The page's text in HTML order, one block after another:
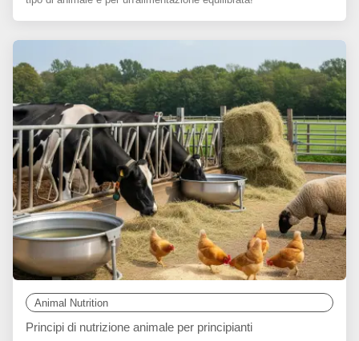
Animal Nutrition
Principi di nutrizione animale per principianti